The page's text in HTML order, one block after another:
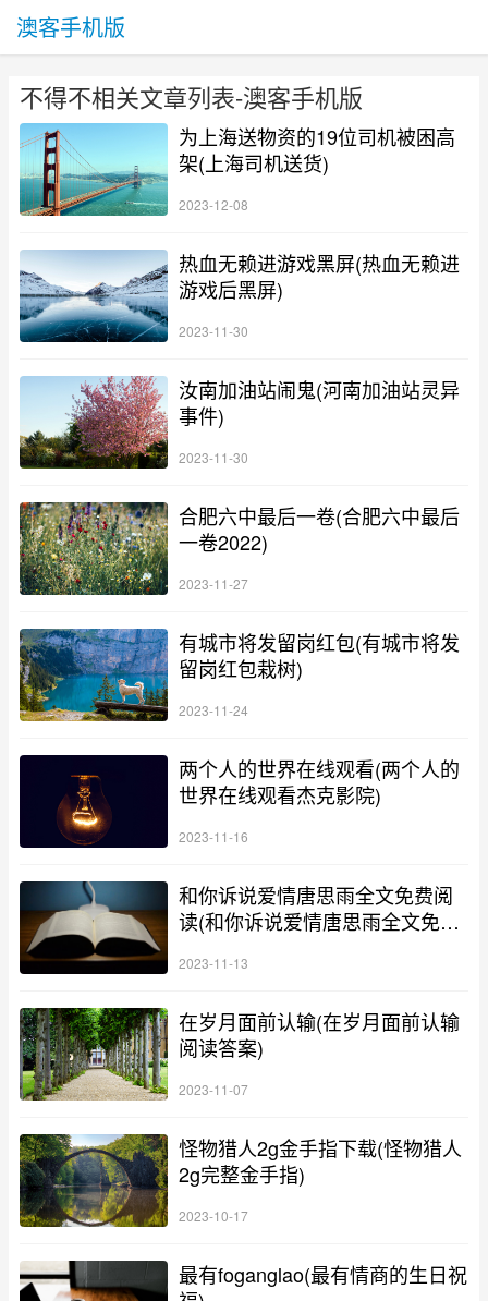
澳客手机版
不得不相关文章列表-澳客手机版
为上海送物资的19位司机被困高
架(上海司机送货)
2023-12-08
热血无赖进游戏黑屏(热血无赖进
游戏后黑屏)
2023-11-30
汝南加油站闹鬼(河南加油站灵异
事件)
2023-11-30
合肥六中最后一卷(合肥六中最后
一卷2022)
2023-11-27
有城市将发留岗红包(有城市将发
留岗红包栽树)
2023-11-24
两个人的世界在线观看(两个人的
世界在线观看杰克影院)
2023-11-16
和你诉说爱情唐思雨全文免费阅
读(和你诉说爱情唐思雨全文免费
2023-11-13
在岁月面前认输(在岁月面前认输
阅读答案)
2023-11-07
怪物猎人2g金手指下载(怪物猎人
2g完整金手指)
2023-10-17
最有foganglao(最有情商的生日祝